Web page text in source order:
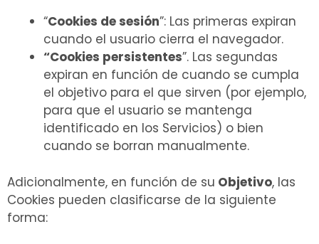
“Cookies de sesión”: Las primeras expiran
cuando el usuario cierra el navegador.
“Cookies persistentes”. Las segundas
expiran en función de cuando se cumpla
el objetivo para el que sirven (por ejemplo,
para que el usuario se mantenga
identificado en los Servicios) o bien
cuando se borran manualmente.
Adicionalmente, en función de su Objetivo, las
Cookies pueden clasificarse de la siguiente
forma: